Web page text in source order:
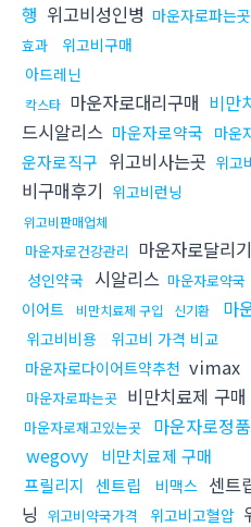
행 위고비성인병 마운자로파는곳
효과
위고비구매
아드레닌
칵스타 마운자로대리구매 비만
드시알리스 마운자로약국 마운
운자로직구 위고비사는곳 위고
비구매후기 위고비런닝
위고비판매업체
마운자로건강관리 마운자로달리기
성인약국 시알리스 마운자로약국
이어트
비만치료제 구입 신기환 마
위고비비용
위고비 가격 비교
마운자로다이어트약추천 vimax
마운자로파는곳 비만치료제 구매
마운자로재고있는곳 마운자로정
wegovy
비만치료제 구매
프릴리지 센트립 비맥스 센트
닝 위고비약국가격 위고비고혈압